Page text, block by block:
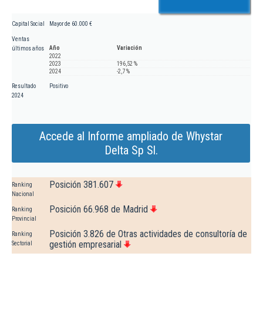
Capital Social Mayor de 60.000 €
Ventas
últimos años
Año
Variación
2022
2023
196,52 %
2024
-2,7 %
Resultado
2024
Positivo
Accede al Informe ampliado de Whystar
Delta Sp Sl.
Ranking
Nacional
Posición 381.607
Ranking
Provincial
Posición 66.968 de Madrid
Ranking
Sectorial
Posición 3.826 de Otras actividades de consultoría de
gestión empresarial